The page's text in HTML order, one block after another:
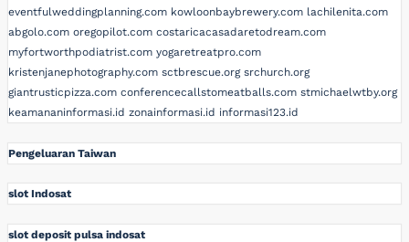
eventfulweddingplanning.com kowloonbaybrewery.com lachilenita.com
abgolo.com oregopilot.com costaricacasadaretodream.com
myfortworthpodiatrist.com yogaretreatpro.com
kristenjanephotography.com sctbrescue.org srchurch.org
giantrusticpizza.com conferencecallstomeatballs.com stmichaelwtby.org
keamananinformasi.id zonainformasi.id informasi123.id
Pengeluaran Taiwan
slot Indosat
slot deposit pulsa indosat